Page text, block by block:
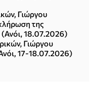
Γιώργου
της
(Ανόι, 18.07.2026)
Γιώργου
17-18.07.2026)